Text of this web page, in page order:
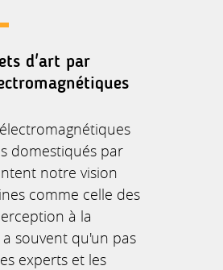
d'art par
domestiqués par
notre vision
comme celle des
à la
souvent qu'un pas
experts et les